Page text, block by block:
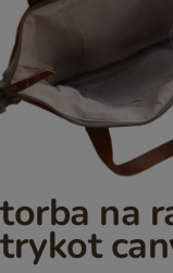
torba na
trykot